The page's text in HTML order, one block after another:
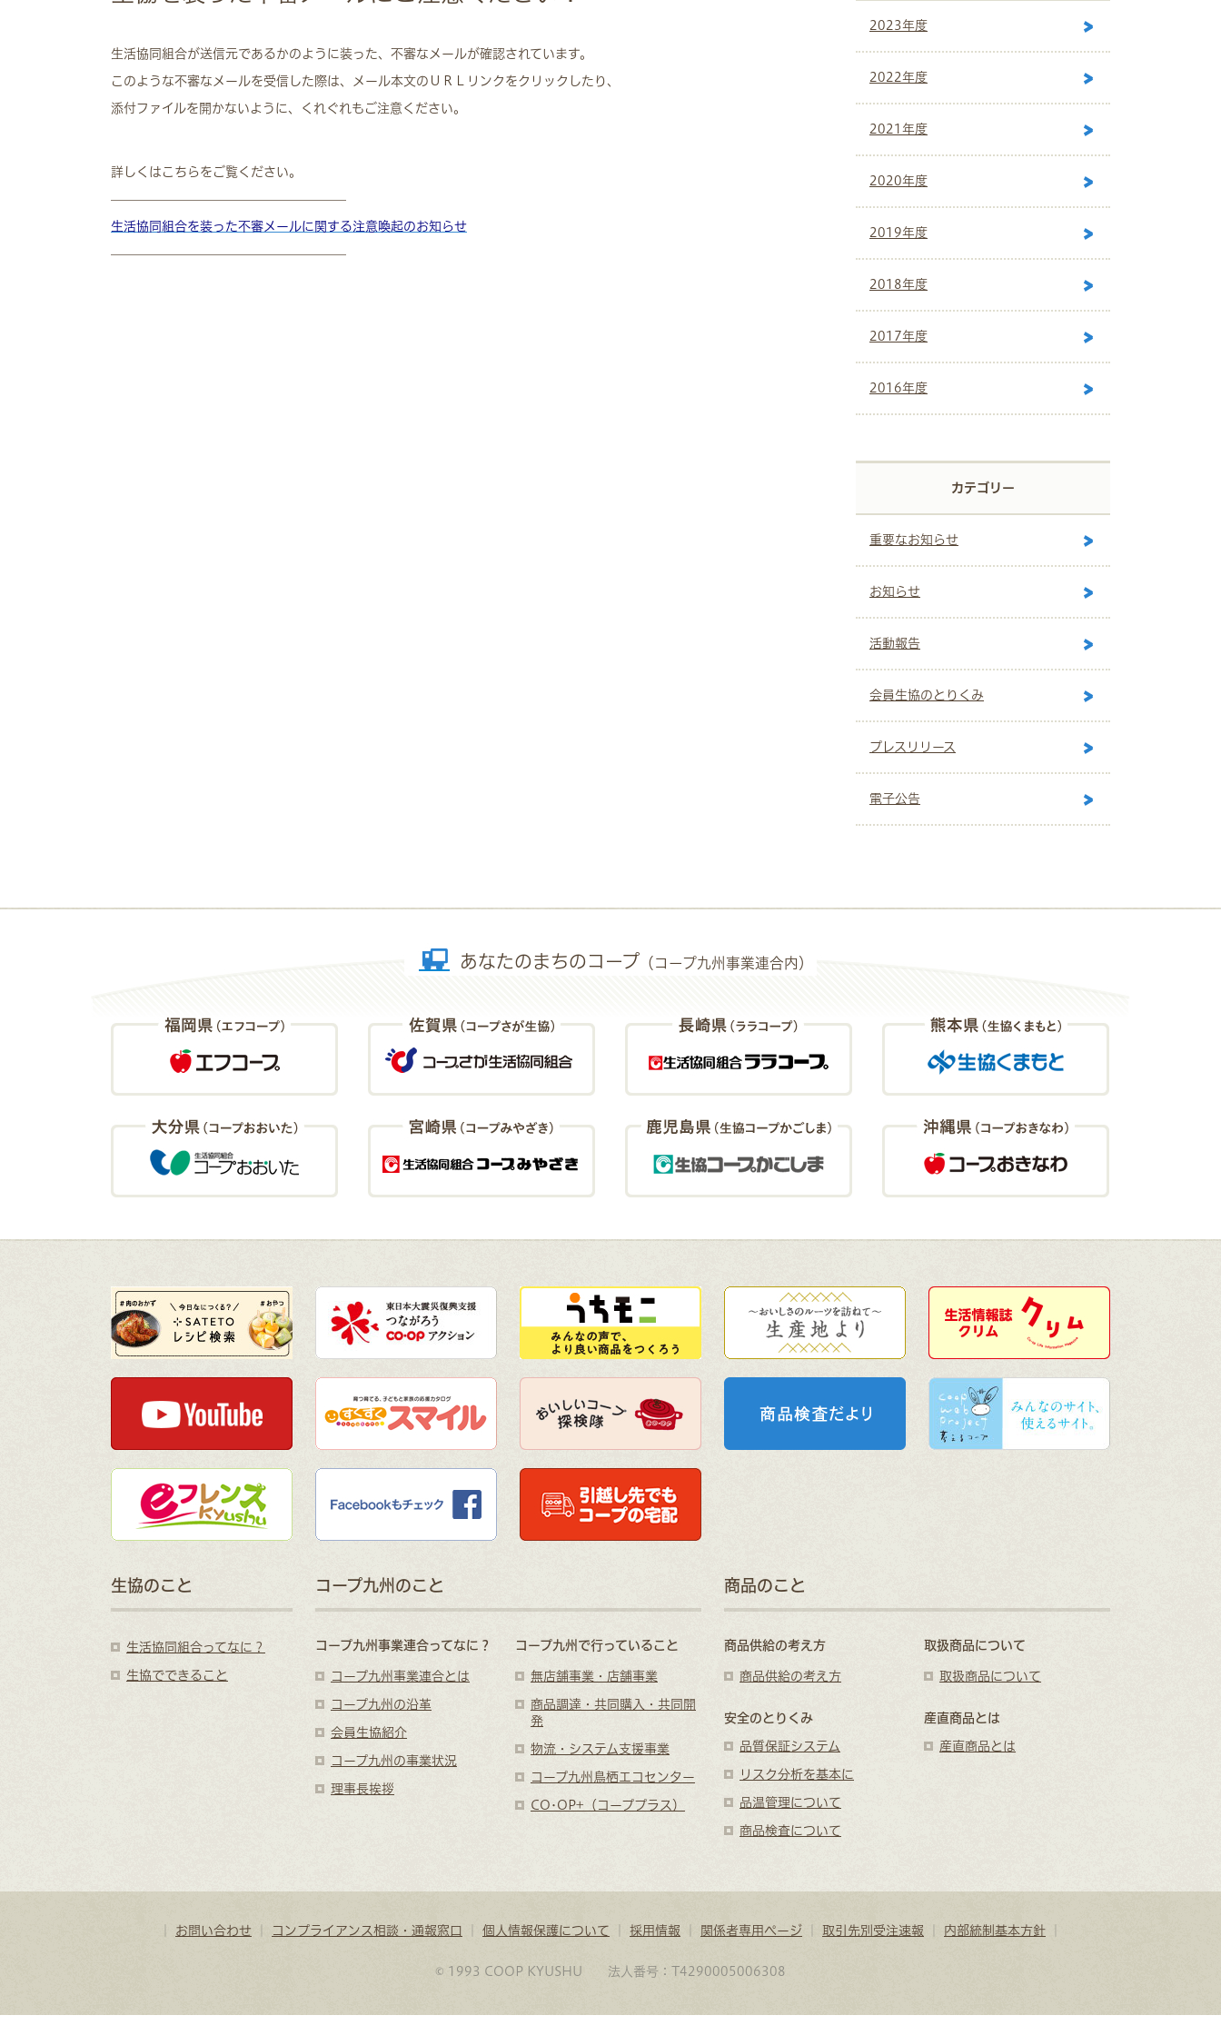
生活協同組合が送信元であるかのように装った、不審なメールが確認されています。
このような不審なメールを受信した際は、メール本文のＵＲＬリンクをクリックしたり、
添付ファイルを開かないように、くれぐれもご注意ください。
詳しくはこちらをご覧ください。
——————————————————–
生活協同組合を装った不審メールに関する注意喚起のお知らせ
——————————————————–
2023年度
2022年度
2021年度
2020年度
2019年度
2018年度
2017年度
2016年度
カテゴリー
重要なお知らせ
お知らせ
活動報告
会員生協のとりくみ
プレスリリース
電子公告
あなたのまちのコープ （コープ九州事業連合内）
生協のこと
生活協同組合ってなに？
生協でできること
コープ九州のこと
コープ九州事業連合ってなに？
コープ九州事業連合とは
コープ九州の沿革
会員生協紹介
コープ九州の事業状況
理事長挨拶
コープ九州で行っていること
無店舗事業・店舗事業
商品調達・共同購入・共同開
発
物流・システム支援事業
コープ九州鳥栖エコセンター
CO･OP+（コーププラス）
商品のこと
商品供給の考え方
商品供給の考え方
安全のとりくみ
品質保証システム
リスク分析を基本に
品温管理について
商品検査について
取扱商品について
取扱商品について
産直商品とは
産直商品とは
お問い合わせ コンプライアンス相談・通報窓口 個人情報保護について 採用情報 関係者専用ページ 取引先別受注速報 内部統制基本方針
© 1993 COOP KYUSHU 法人番号：T4290005006308